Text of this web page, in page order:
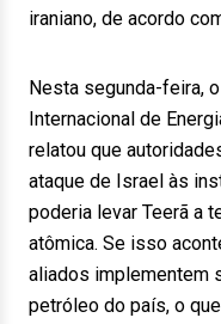
iraniano, de acordo
Nesta segunda-feira,
Internacional de
relatou que
ataque de Israel às
poderia levar Teerã a
atômica. Se isso
aliados implementem
petróleo do país, o